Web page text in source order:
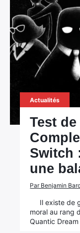
Actualités
Test
Switch
une
Par Benjamin
Il existe de
moral au rang
Quantic